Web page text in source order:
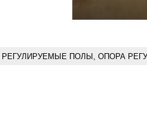
РЕГУЛИРУЕМЫЕ ПОЛЫ, ОПОРА